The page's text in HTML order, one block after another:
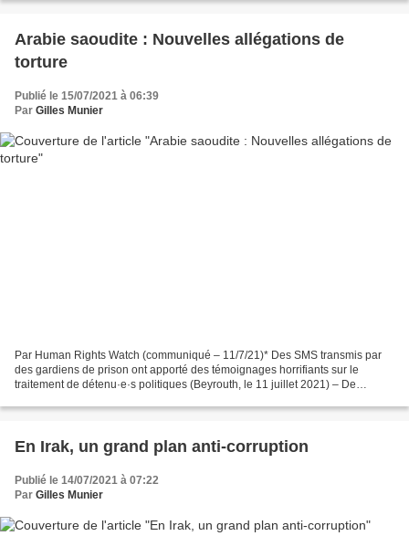
Arabie saoudite : Nouvelles allégations de
torture
Publié le 15/07/2021 à 06:39
Par Gilles Munier
Par Human Rights Watch (communiqué – 11/7/21)* Des SMS transmis par
des gardiens de prison ont apporté des témoignages horrifiants sur le
traitement de détenu·e·s politiques (Beyrouth, le 11 juillet 2021) – De
En Irak, un grand plan anti-corruption
Publié le 14/07/2021 à 07:22
Par Gilles Munier